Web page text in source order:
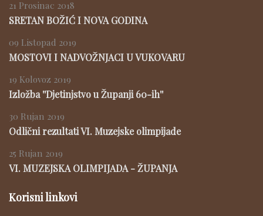
21 Prosinac 2018
SRETAN BOŽIĆ I NOVA GODINA
09 Listopad 2019
MOSTOVI I NADVOŽNJACI U VUKOVARU
19 Kolovoz 2019
Izložba ''Djetinjstvo u Županji 60-ih''
30 Rujan 2019
Odlični rezultati VI. Muzejske olimpijade
25 Rujan 2019
VI. MUZEJSKA OLIMPIJADA - ŽUPANJA
Korisni linkovi